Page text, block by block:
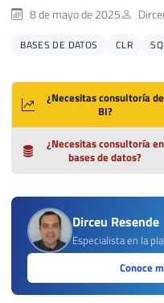
8 de mayo de 2025
BASES DE DATOS CLR
¿Necesitas consultoría de
BI?
¿Necesitas consultoría en
bases de datos?
Dirceu Resende
Especialista en la
Conoce